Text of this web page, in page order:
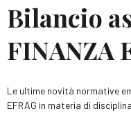
Bilancio
FINANZA
Le ultime novità normative
EFRAG in materia di